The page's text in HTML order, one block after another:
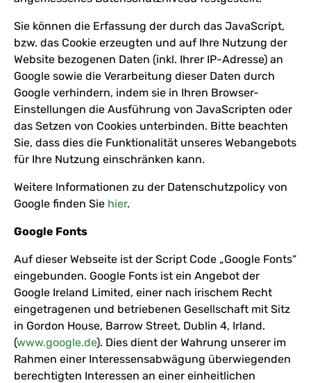
Sie können die Erfassung der durch das JavaScript,
bzw. das Cookie erzeugten und auf Ihre Nutzung der
Website bezogenen Daten (inkl. Ihrer IP-Adresse) an
Google sowie die Verarbeitung dieser Daten durch
Google verhindern, indem sie in Ihren Browser-
Einstellungen die Ausführung von JavaScripten oder
das Setzen von Cookies unterbinden. Bitte beachten
Sie, dass dies die Funktionalität unseres Webangebots
für Ihre Nutzung einschränken kann.
Weitere Informationen zu der Datenschutzpolicy von
Google finden Sie hier.
Google Fonts
Auf dieser Webseite ist der Script Code „Google Fonts“
eingebunden. Google Fonts ist ein Angebot der
Google Ireland Limited, einer nach irischem Recht
eingetragenen und betriebenen Gesellschaft mit Sitz
in Gordon House, Barrow Street, Dublin 4, Irland.
(www.google.de). Dies dient der Wahrung unserer im
Rahmen einer Interessensabwägung überwiegenden
berechtigten Interessen an einer einheitlichen